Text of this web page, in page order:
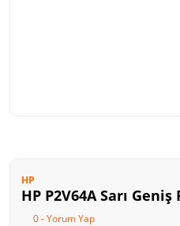
HP
HP P2V64A Sarı
0 - Yorum Yap